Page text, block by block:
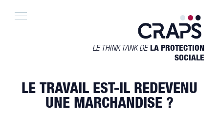
LE THINK TANK DE LA PROTECTION
SOCIALE
LE TRAVAIL EST-IL REDEVENU
UNE MARCHANDISE ?